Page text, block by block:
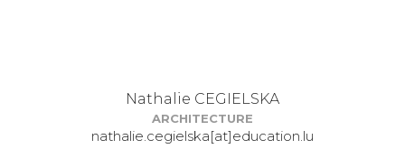
Nathalie CEGIELSKA
ARCHITECTURE
nathalie.cegielska[at]education.lu